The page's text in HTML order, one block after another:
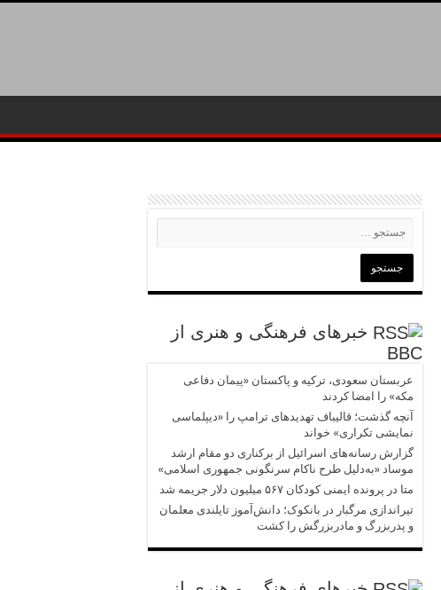
خبرهای فرهنگی و هنری از
BBC
عربستان سعودی، ترکیه و پاکستان «پیمان دفاعی
مکه» را امضا کردند
آنچه گذشت؛ قالیباف تهدیدهای ترامپ را «دیپلماسی
نمایشی تکراری» خواند
گزارش‌‌ رسانه‌های اسرائیل از برکناری دو مقام ارشد
موساد «به‌دلیل طرح ناکام سرنگونی جمهوری اسلامی»
متا در پرونده ایمنی کودکان ۵۶۷ میلیون دلار جریمه شد
تیراندازی مرگبار در بانکوک؛ دانش‌آموز تایلندی معلمان
و پدربزرگ و مادربزرگش را کشت